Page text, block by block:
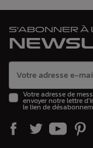
S'ABONNER À
Votre adresse de
envoyer notre lettre
le lien de